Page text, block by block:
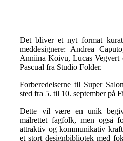
Det bliver et nyt format
meddesignere: Andrea
Anniina Koivu, Lucas Vegvert
Pascual fra Studio Folder.
Forberedelserne til Super
sted fra 5. til 10. september på
Dette vil være en unik
målrettet fagfolk, men også
attraktiv og kommunikativ
et stort designbibliotek med